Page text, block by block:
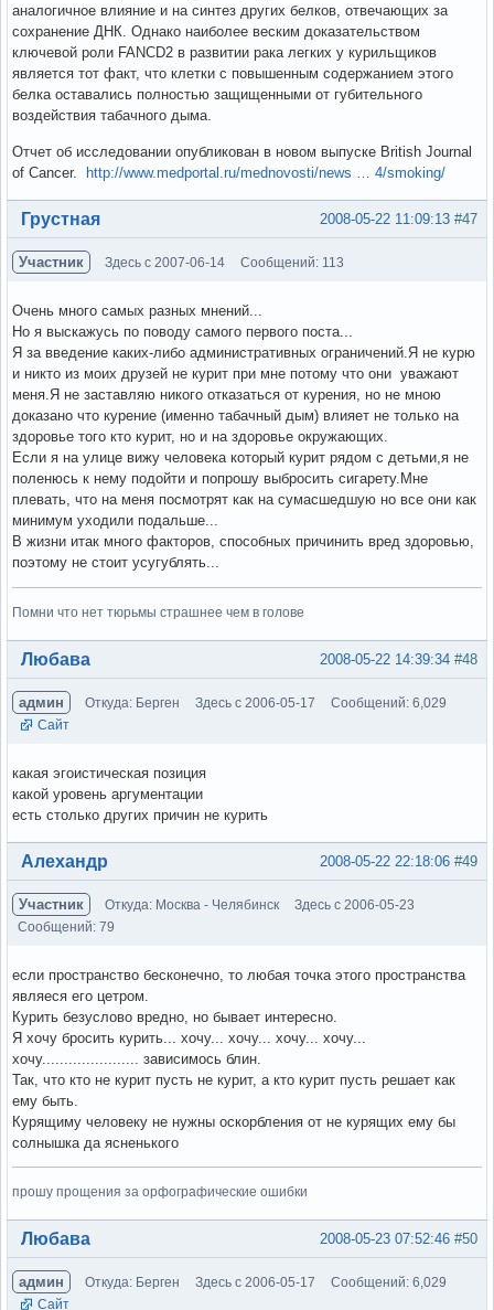
аналогичное влияние и на синтез других белков, отвечающих за
сохранение ДНК. Однако наиболее веским доказательством
ключевой роли FANCD2 в развитии рака легких у курильщиков
является тот факт, что клетки с повышенным содержанием этого
белка оставались полностью защищенными от губительного
воздействия табачного дыма.
Отчет об исследовании опубликован в новом выпуске British Journal
of Cancer. http://www.medportal.ru/mednovosti/news … 4/smoking/
Вне форума #47
2008-05-22 11:09:13
Грустная
Участник Здесь с 2007-06-14 Сообщений: 113
Очень много самых разных мнений...
Но я выскажусь по поводу самого первого поста...
Я за введение каких-либо административных ограничений.Я не курю
и никто из моих друзей не курит при мне потому что они уважают
меня.Я не заставляю никого отказаться от курения, но не мною
доказано что курение (именно табачный дым) влияет не только на
здоровье того кто курит, но и на здоровье окружающих.
Если я на улице вижу человека который курит рядом с детьми,я не
поленюсь к нему подойти и попрошу выбросить сигарету.Мне
плевать, что на меня посмотрят как на сумасшедшую но все они как
минимум уходили подальше...
В жизни итак много факторов, способных причинить вред здоровью,
поэтому не стоит усугублять...
Помни что нет тюрьмы страшнее чем в голове
Вне форума #48
2008-05-22 14:39:34
Любава
админ Откуда: Берген Здесь с 2006-05-17
Сообщений: 6,029
Сайт
какая эгоистическая позиция
какой уровень аргументации
есть столько других причин не курить
Вне форума #49
2008-05-22 22:18:06
Алехандр
Участник Откуда: Москва - Челябинск
Здесь с 2006-05-23
Сообщений: 79
если пространство бесконечно, то любая точка этого пространства
являеся его цетром.
Курить безуслово вредно, но бывает интересно.
Я хочу бросить курить... хочу... хочу... хочу... хочу...
хочу...................... зависимось блин.
Так, что кто не курит пусть не курит, а кто курит пусть решает как
ему быть.
Курящиму человеку не нужны оскорбления от не курящих ему бы
солнышка да ясненького
прошу прощения за орфографические ошибки
Вне форума #50
2008-05-23 07:52:46
Любава
админ Откуда: Берген Здесь с 2006-05-17
Сообщений: 6,029
Сайт